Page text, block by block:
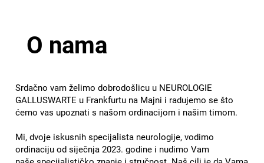
Srdačno vam želimo dobrodošlicu u NEUROLOGIE
GALLUSWARTE u Frankfurtu na Majni i radujemo se što
ćemo vas upoznati s našom ordinacijom i našim timom.
Mi, dvoje iskusnih specijalista neurologije, vodimo
ordinaciju od siječnja 2023. godine i nudimo Vam
O nama